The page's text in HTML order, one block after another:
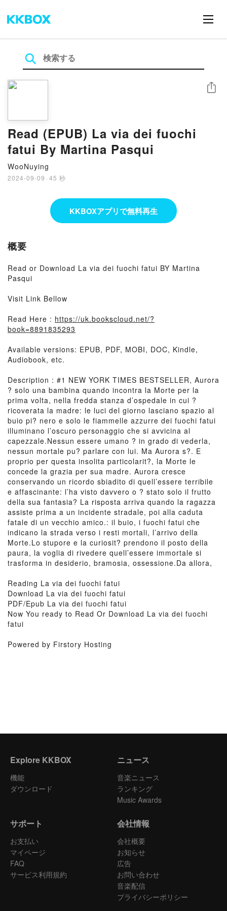
Read (EPUB) La via dei fuochi
fatui By Martina Pasqui
WooNuying
2024-09-09 · 45 秒
シェア
KKBOXアプリで無料再生
概要
Read or Download La via dei fuochi fatui BY Martina
Pasqui
Visit Link Bellow
Read Here : https://uk.bookscloud.net/?
book=8891835293
Available versions: EPUB, PDF, MOBI, DOC, Kindle,
Audiobook, etc.
Description : #1 NEW YORK TIMES BESTSELLER, Aurora
? solo una bambina quando incontra la Morte per la
prima volta, nella fredda stanza d’ospedale in cui ?
ricoverata la madre: le luci del giorno lasciano spazio al
buio pi? nero e solo le fiammelle azzurre dei fuochi fatui
illuminano l’oscuro personaggio che si avvicina al
capezzale.Nessun essere umano ? in grado di vederla,
nessun mortale pu? parlare con lui. Ma Aurora s?. E
proprio per questa insolita particolarit?, la Morte le
concede la grazia per sua madre. Aurora cresce
conservando un ricordo sbiadito di quell’essere terribile
e affascinante: l’ha visto davvero o ? stato solo il frutto
della sua fantasia? La risposta arriva quando la ragazza
assiste prima a un incidente stradale, poi alla caduta
fatale di un vecchio amico.: il buio, i fuochi fatui che
indicano la strada verso i resti mortali, l’arrivo della
Morte.Lo stupore e la curiosit? prendono il posto della
paura, la voglia di rivedere quell’essere immortale si
trasforma in desiderio, bramosia, ossessione.Da allora,
Reading La via dei fuochi fatui
Download La via dei fuochi fatui
PDF/Epub La via dei fuochi fatui
Now You ready to Read Or Download La via dei fuochi
fatui
Powered by Firstory Hosting
Explore KKBOX
機能
ダウンロード
ニュース
音楽ニュース
ランキング
Music Awards
サポート
お支払い
マイページ
FAQ
サービス利用規約
会社情報
会社概要
お知らせ
広告
お問い合わせ
音楽配信
プライバシーポリシー